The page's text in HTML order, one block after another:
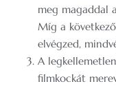
meg magaddal
Míg a
elvégzed,
A
filmkockát